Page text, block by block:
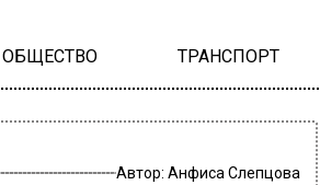
ОБЩЕСТВО ТРАНСПОРТ
Автор: Анфиса Слепцова